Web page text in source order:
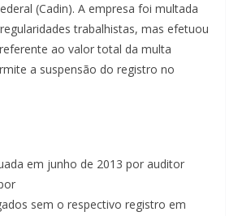
(Cadin). A empresa foi multada
trabalhistas, mas efetuou
ao valor total da multa
a suspensão do registro no
em junho de 2013 por auditor
sem o respectivo registro em